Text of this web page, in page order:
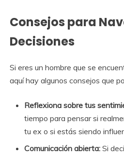
Consejos para
Decisiones
Si eres un hombre que se
aquí hay algunos consejos que
Reflexiona sobre tus
tiempo para pensar si
tu ex o si estás siendo
Comunicación abierta: Si